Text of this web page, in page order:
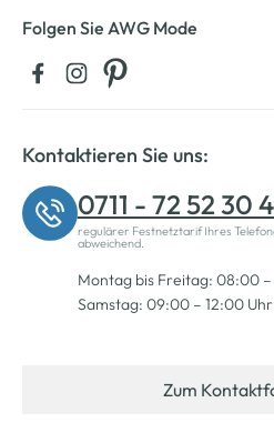
Folgen Sie AWG Mode
Kontaktieren Sie uns:
0711 - 72 52 30
regulärer Festnetztarif Ihres
abweichend.
Montag bis Freitag: 08:00
Samstag: 09:00 – 12:00 Uhr
Zum